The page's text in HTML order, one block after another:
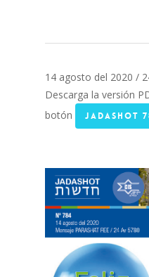
14 agosto del 2020 /
Descarga la versión
botón
JADASHOT